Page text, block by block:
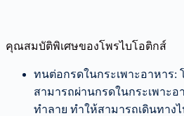
คุณสมบัติพิเศษของโพรไบโอติกส์
ทนต่อกรดในกระเพาะอาหาร
สามารถผ่านกรดในกระเพาะอ
ทำลาย ทำให้สามารถเดินทาง